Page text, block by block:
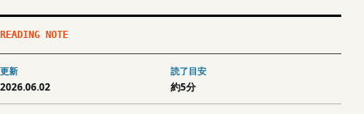
READING NOTE
更新
2026.06.02
読了目安
約5分